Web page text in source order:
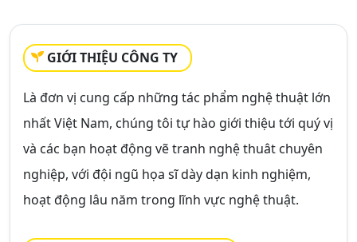
GIỚI THIỆU CÔNG TY
Là đơn vị cung cấp những tác phẩm nghệ thuật lớn
nhất Việt Nam, chúng tôi tự hào giới thiệu tới quý vị
và các bạn hoạt động vẽ tranh nghệ thuât chuyên
nghiệp, với đội ngũ họa sĩ dày dạn kinh nghiệm,
hoạt động lâu năm trong lĩnh vực nghệ thuật.